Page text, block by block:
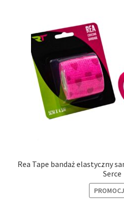
Rea Tape bandaż elastyczny
Serce